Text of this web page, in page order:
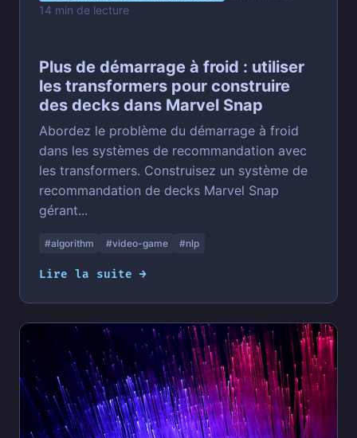
14 min de lecture
Plus de démarrage à froid : utiliser
les transformers pour construire
des decks dans Marvel Snap
Abordez le problème du démarrage à froid
dans les systèmes de recommandation avec
les transformers. Construisez un système de
recommandation de decks Marvel Snap
gérant...
#algorithm #video-game #nlp
Lire la suite →